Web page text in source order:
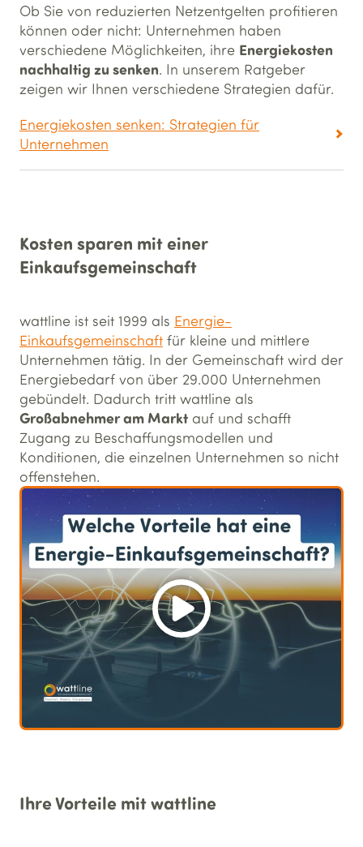
Ob Sie von reduzierten Netzentgelten profitieren
können oder nicht: Unternehmen haben
verschiedene Möglichkeiten, ihre Energiekosten
nachhaltig zu senken. In unserem Ratgeber
zeigen wir Ihnen verschiedene Strategien dafür.
Energiekosten senken: Strategien für
Unternehmen
Kosten sparen mit einer
Einkaufsgemeinschaft
wattline ist seit 1999 als Energie-
Einkaufsgemeinschaft für kleine und mittlere
Unternehmen tätig. In der Gemeinschaft wird der
Energiebedarf von über 29.000 Unternehmen
gebündelt. Dadurch tritt wattline als
Großabnehmer am Markt auf und schafft
Zugang zu Beschaffungsmodellen und
Konditionen, die einzelnen Unternehmen so nicht
offenstehen.
Ihre Vorteile mit wattline